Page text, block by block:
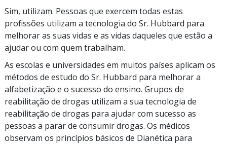
Sim, utilizam. Pessoas que exercem todas estas
profissões utilizam a tecnologia do Sr. Hubbard para
melhorar as suas vidas e as vidas daqueles que estão a
ajudar ou com quem trabalham.
As escolas e universidades em muitos países aplicam os
métodos de estudo do Sr. Hubbard para melhorar a
alfabetização e o sucesso do ensino. Grupos de
reabilitação de drogas utilizam a sua tecnologia de
reabilitação de drogas para ajudar com sucesso as
pessoas a parar de consumir drogas. Os médicos
observam os princípios básicos de Dianética para